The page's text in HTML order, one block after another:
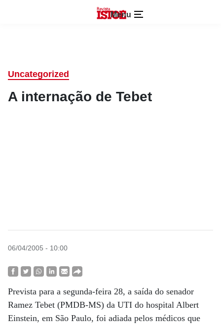
Menu
Uncategorized
A internação de Tebet
06/04/2005 - 10:00
Prevista para a segunda-feira 28, a saída do senador
Ramez Tebet (PMDB-MS) da UTI do hospital Albert
Einstein, em São Paulo, foi adiada pelos médicos que